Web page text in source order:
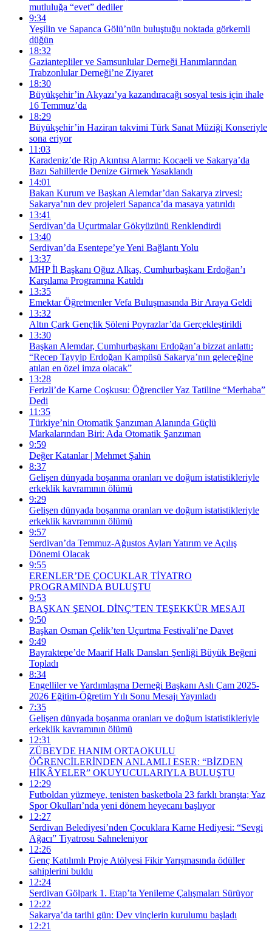
mutluluğa “evet” dediler
9:34
Yeşilin ve Sapanca Gölü’nün buluştuğu noktada görkemli
düğün
18:32
Gaziantepliler ve Samsunlular Derneği Hanımlarından
Trabzonlular Derneği’ne Ziyaret
18:30
Büyükşehir’in Akyazı’ya kazandıracağı sosyal tesis için ihale
16 Temmuz’da
18:29
Büyükşehir’in Haziran takvimi Türk Sanat Müziği Konseriyle
sona eriyor
11:03
Karadeniz’de Rip Akıntısı Alarmı: Kocaeli ve Sakarya’da
Bazı Sahillerde Denize Girmek Yasaklandı
14:01
Bakan Kurum ve Başkan Alemdar’dan Sakarya zirvesi:
Sakarya’nın dev projeleri Sapanca’da masaya yatırıldı
13:41
Serdivan’da Uçurtmalar Gökyüzünü Renklendirdi
13:40
Serdivan’da Esentepe’ye Yeni Bağlantı Yolu
13:37
MHP İl Başkanı Oğuz Alkaş, Cumhurbaşkanı Erdoğan’ı
Karşılama Programına Katıldı
13:35
Emektar Öğretmenler Vefa Buluşmasında Bir Araya Geldi
13:32
Altın Çark Gençlik Şöleni Poyrazlar’da Gerçekleştirildi
13:30
Başkan Alemdar, Cumhurbaşkanı Erdoğan’a bizzat anlattı:
“Recep Tayyip Erdoğan Kampüsü Sakarya’nın geleceğine
atılan en özel imza olacak”
13:28
Ferizli’de Karne Coşkusu: Öğrenciler Yaz Tatiline “Merhaba”
Dedi
11:35
Türkiye’nin Otomatik Şanzıman Alanında Güçlü
Markalarından Biri: Ada Otomatik Şanzıman
9:59
Değer Katanlar | Mehmet Şahin
8:37
Gelişen dünyada boşanma oranları ve doğum istatistikleriyle
erkeklik kavramının ölümü
9:29
Gelişen dünyada boşanma oranları ve doğum istatistikleriyle
erkeklik kavramının ölümü
9:57
Serdivan’da Temmuz-Ağustos Ayları Yatırım ve Açılış
Dönemi Olacak
9:55
ERENLER’DE ÇOCUKLAR TİYATRO
PROGRAMINDA BULUŞTU
9:53
BAŞKAN ŞENOL DİNÇ’TEN TEŞEKKÜR MESAJI
9:50
Başkan Osman Çelik’ten Uçurtma Festivali’ne Davet
9:49
Bayraktepe’de Maarif Halk Dansları Şenliği Büyük Beğeni
Topladı
8:34
Engelliler ve Yardımlaşma Derneği Başkanı Aslı Çam 2025-
2026 Eğitim-Öğretim Yılı Sonu Mesajı Yayınladı
7:35
Gelişen dünyada boşanma oranları ve doğum istatistikleriyle
erkeklik kavramının ölümü
12:31
ZÜBEYDE HANIM ORTAOKULU
ÖĞRENCİLERİNDEN ANLAMLI ESER: “BİZDEN
HİKÂYELER” OKUYUCULARIYLA BULUŞTU
12:29
Futboldan yüzmeye, tenisten basketbola 23 farklı branşta; Yaz
Spor Okulları’nda yeni dönem heyecanı başlıyor
12:27
Serdivan Belediyesi’nden Çocuklara Karne Hediyesi: “Sevgi
Ağacı” Tiyatrosu Sahneleniyor
12:26
Genç Katılımlı Proje Atölyesi Fikir Yarışmasında ödüller
sahiplerini buldu
12:24
Serdivan Gölpark 1. Etap’ta Yenileme Çalışmaları Sürüyor
12:22
Sakarya’da tarihi gün: Dev vinçlerin kurulumu başladı
12:21